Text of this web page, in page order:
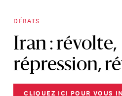
DÉBATS
Iran : révolte,
répression,
CLIQUEZ ICI POUR VOUS